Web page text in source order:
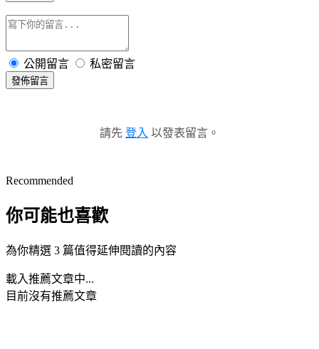
公開留言 私密留言
發佈留言
請先 登入 以發表留言。
Recommended
你可能也喜歡
為你精選 3 篇值得延伸閱讀的內容
載入推薦文章中...
目前沒有推薦文章